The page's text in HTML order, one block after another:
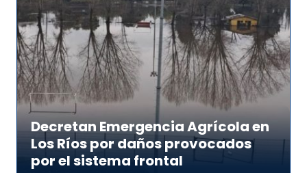
Decretan Emergencia Agrícola en
Los Ríos por daños provocados
por el sistema frontal